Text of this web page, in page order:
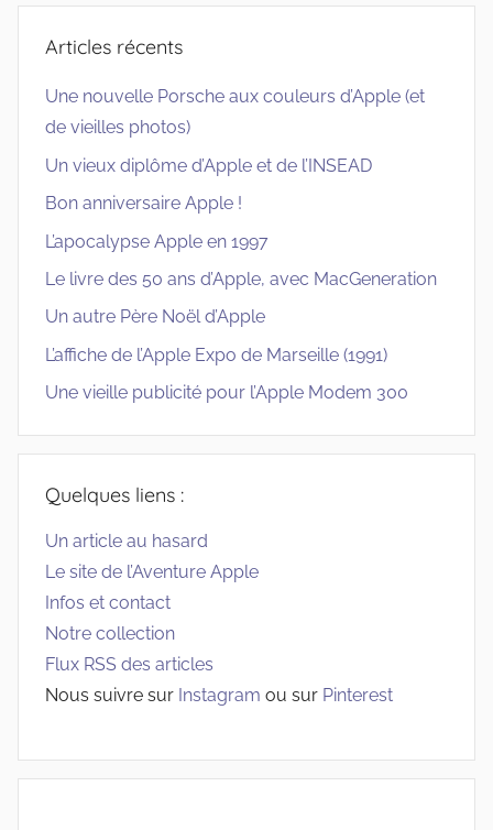
Articles récents
Une nouvelle Porsche aux couleurs d’Apple (et
de vieilles photos)
Un vieux diplôme d’Apple et de l’INSEAD
Bon anniversaire Apple !
L’apocalypse Apple en 1997
Le livre des 50 ans d’Apple, avec MacGeneration
Un autre Père Noël d’Apple
L’affiche de l’Apple Expo de Marseille (1991)
Une vieille publicité pour l’Apple Modem 300
Quelques liens :
Un article au hasard
Le site de l’Aventure Apple
Infos et contact
Notre collection
Flux RSS des articles
Nous suivre sur Instagram ou sur Pinterest